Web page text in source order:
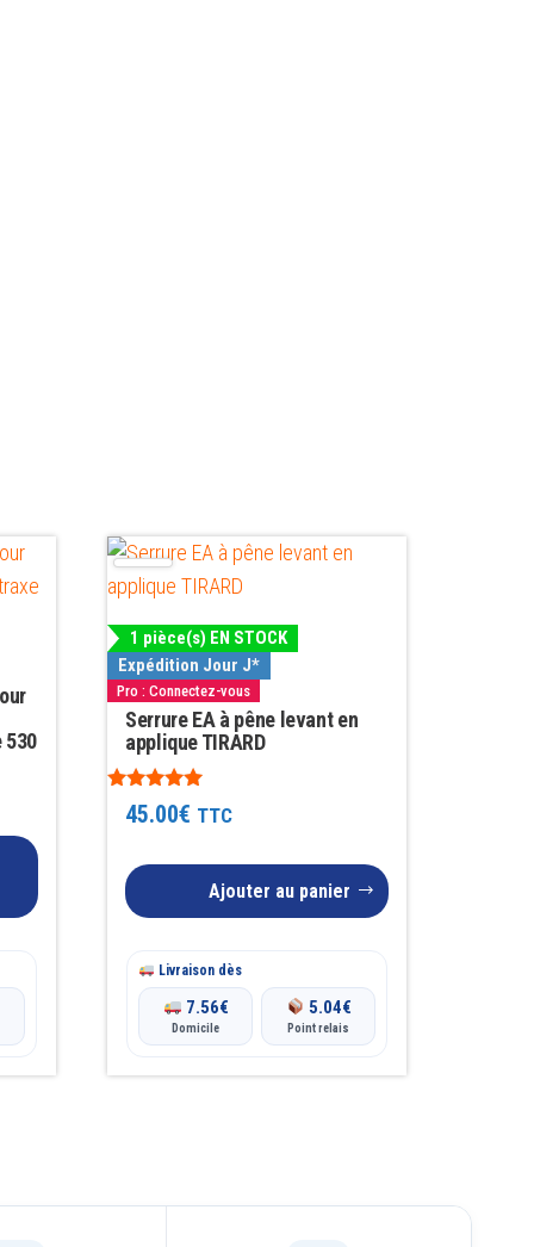
530
1 pièce(s) EN STOCK
Expédition Jour J*
Pro : Connectez-vous
Serrure EA à pêne levant en
applique TIRARD
Note
5.0045.00€ TTC
Ajouter au panier
Livraison dès
7.56€
Domicile
5.04€
Point relais